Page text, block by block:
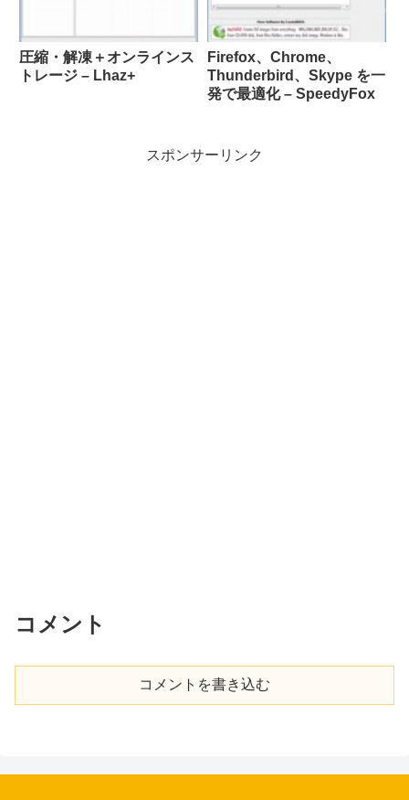
圧縮・解凍＋オンラインス
トレージ – Lhaz+
Firefox、Chrome、
Thunderbird、Skype を一
発で最適化 – SpeedyFox
スポンサーリンク
コメント
コメントを書き込む